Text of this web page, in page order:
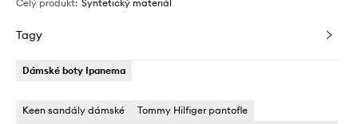
Celý produkt: Syntetický materiál
Tagy
Dámské boty Ipanema
Keen sandály dámské
Tommy Hilfiger pantofle